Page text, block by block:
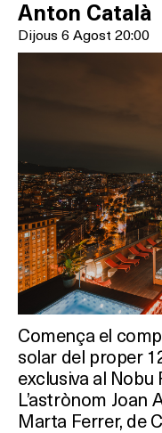
Anton Català
Dijous 6 Agost 20:00
Comença el
solar del proper
exclusiva al Nobu
L’astrònom Joan
Marta Ferrer, de